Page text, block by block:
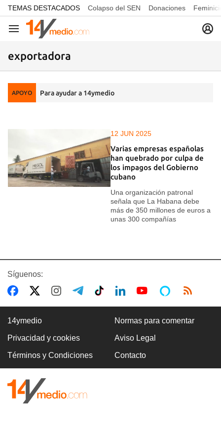
common.go-to-content
TEMAS DESTACADOS Colapso del SEN Donaciones
Navegación
exportadora
APOYO Para ayudar a 14ymedio
12 JUN 2025
Varias empresas españolas
han quebrado por culpa de
los impagos del Gobierno
cubano
Una organización patronal
señala que La Habana debe
más de 350 millones de euros a
unas 300 compañías
Síguenos:
14ymedio Normas para comentar
Privacidad y cookies Aviso Legal
Términos y Condiciones Contacto